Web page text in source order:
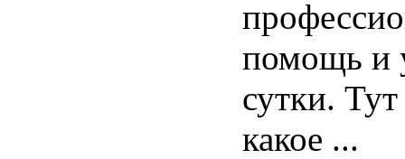
помощь и
сутки.
какое ...